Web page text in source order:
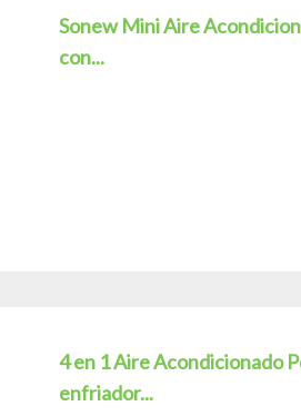
Sonew Mini Aire
con...
4 en 1 Aire Acondicionado
enfriador...